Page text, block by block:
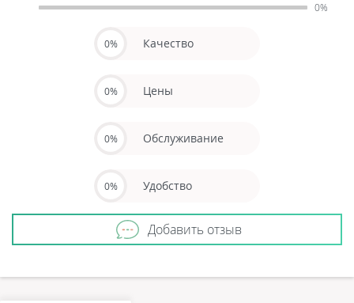
0%
0% Качество
0% Цены
0% Обслуживание
0% Удобство
Добавить отзыв